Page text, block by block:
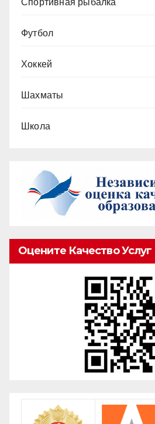
Спортивная рыбалка
Футбол
Хоккей
Шахматы
Школа
Оцените Качество Услуг